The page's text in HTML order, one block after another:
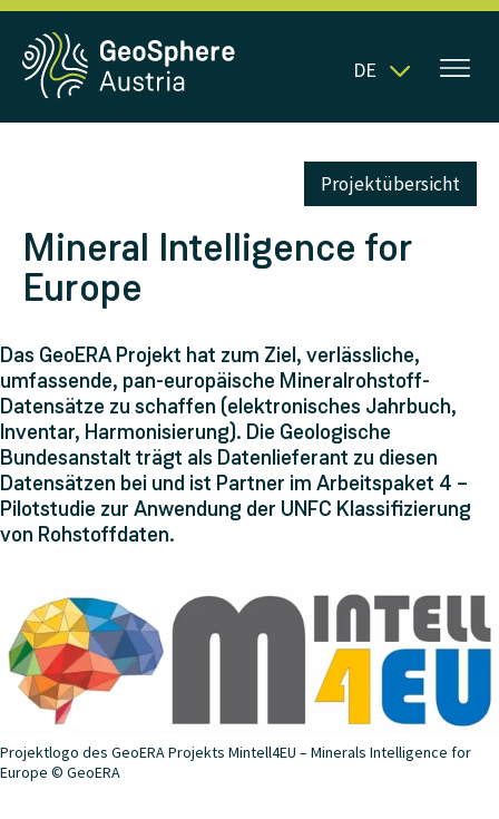
DE
Projektübersicht
Mineral Intelligence for
Europe
Das GeoERA Projekt hat zum Ziel, verlässliche,
umfassende, pan-europäische Mineralrohstoff-
Datensätze zu schaffen (elektronisches Jahrbuch,
Inventar, Harmonisierung). Die Geologische
Bundesanstalt trägt als Datenlieferant zu diesen
Datensätzen bei und ist Partner im Arbeitspaket 4 –
Pilotstudie zur Anwendung der UNFC Klassifizierung
von Rohstoffdaten.
Projektlogo des GeoERA Projekts Mintell4EU – Minerals Intelligence for
Europe © GeoERA